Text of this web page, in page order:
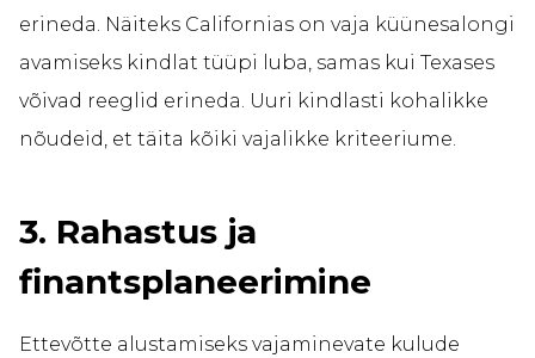
erineda. Näiteks Californias on vaja küünesalongi
avamiseks kindlat tüüpi luba, samas kui Texases
võivad reeglid erineda. Uuri kindlasti kohalikke
nõudeid, et täita kõiki vajalikke kriteeriume.
3. Rahastus ja
finantsplaneerimine
Ettevõtte alustamiseks vajaminevate kulude